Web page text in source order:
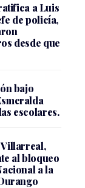
a Luis
de policía,
desde que
bajo
escolares.
Villarreal,
al bloqueo
a la